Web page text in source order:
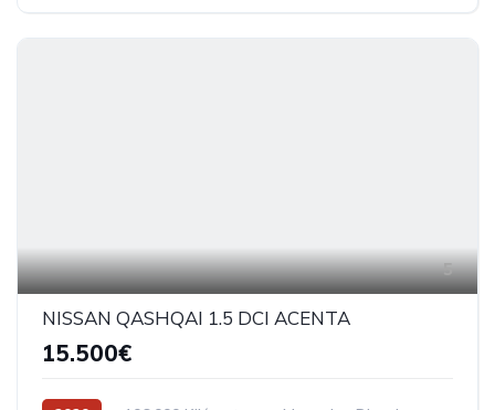
5
NISSAN QASHQAI 1.5 DCI ACENTA
15.500€